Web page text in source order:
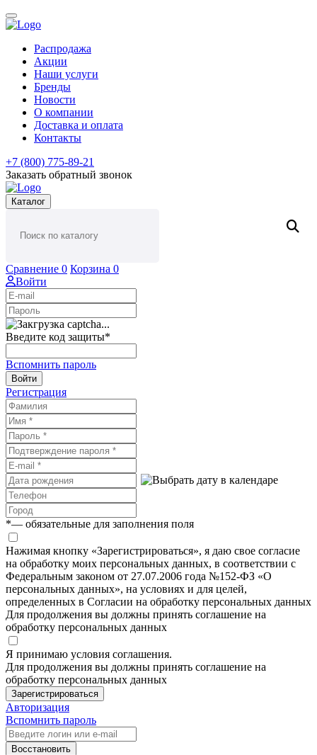
Распродажа
Акции
Наши услуги
Бренды
Новости
О компании
Доставка и оплата
Контакты
+7 (800) 775-89-21
Заказать обратный звонок
Каталог
Сравнение 0 Корзина 0
Войти
Введите код защиты*
Вспомнить пароль
Войти
Регистрация
*— обязательные для заполнения поля
Нажимая кнопку «Зарегистрироваться», я даю свое согласие
на обработку моих персональных данных, в соответствии с
Федеральным законом от 27.07.2006 года №152-ФЗ «О
персональных данных», на условиях и для целей,
определенных в Согласии на обработку персональных данных
Для продолжения вы должны принять соглашение на
обработку персональных данных
Я принимаю условия соглашения.
Для продолжения вы должны принять соглашение на
обработку персональных данных
Зарегистрироваться
Авторизация
Вспомнить пароль
Восстановить